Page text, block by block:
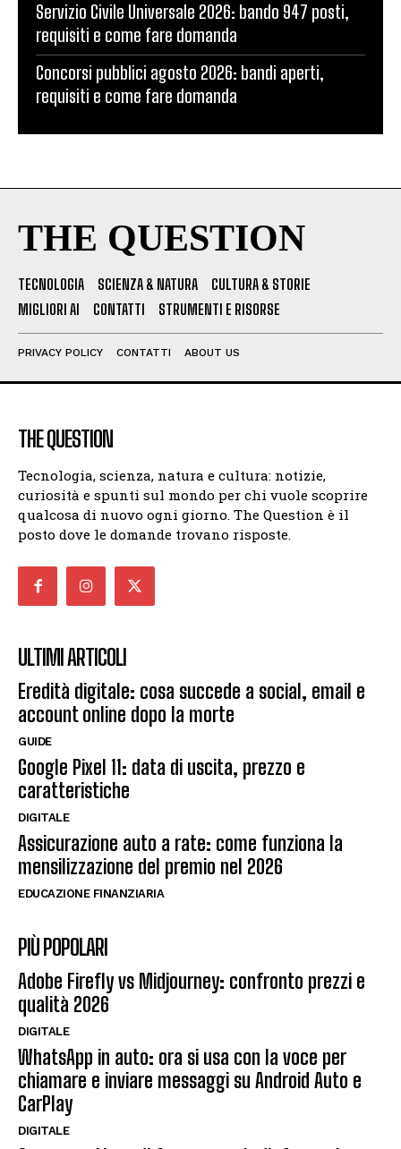
Servizio Civile Universale 2026: bando 947 posti,
requisiti e come fare domanda
Concorsi pubblici agosto 2026: bandi aperti,
requisiti e come fare domanda
THE QUESTION
TECNOLOGIA SCIENZA & NATURA
CULTURA & STORIE
MIGLIORI AI
CONTATTI STRUMENTI E RISORSE
PRIVACY POLICY CONTATTI ABOUT US
THE QUESTION
Tecnologia, scienza, natura e cultura: notizie,
curiosità e spunti sul mondo per chi vuole scoprire
qualcosa di nuovo ogni giorno. The Question è il
posto dove le domande trovano risposte.
ULTIMI ARTICOLI
Eredità digitale: cosa succede a social, email e
account online dopo la morte
GUIDE
Google Pixel 11: data di uscita, prezzo e
caratteristiche
DIGITALE
Assicurazione auto a rate: come funziona la
mensilizzazione del premio nel 2026
EDUCAZIONE FINANZIARIA
PIÙ POPOLARI
Adobe Firefly vs Midjourney: confronto prezzi e
qualità 2026
DIGITALE
WhatsApp in auto: ora si usa con la voce per
chiamare e inviare messaggi su Android Auto e
CarPlay
DIGITALE